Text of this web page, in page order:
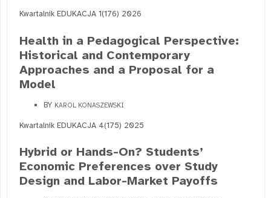
Kwartalnik EDUKACJA 1(176) 2026
Health in a Pedagogical Perspective:
Historical and Contemporary
Approaches and a Proposal for a
Model
BY KAROL KONASZEWSKI
Kwartalnik EDUKACJA 4(175) 2025
Hybrid or Hands-On? Students’
Economic Preferences over Study
Design and Labor-Market Payoffs